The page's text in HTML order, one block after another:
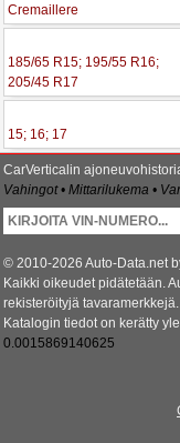
Cremaillere
185/65 R15; 195/55 R16;
205/45 R17
15; 16; 17
CarVerticalin
Vahingot • Mittarilukema •
© 2010-2026 Auto-Data.net
Kaikki oikeudet pidätetään.
rekisteröityjä tavaramerkkejä.
Katalogin tiedot on kerätty
0.0015869140625